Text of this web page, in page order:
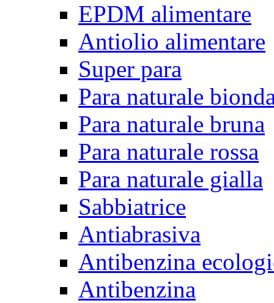
EPDM alimentare
Antiolio alimentare
Super para
Para naturale
Para naturale bruna
Para naturale rossa
Para naturale gialla
Sabbiatrice
Antiabrasiva
Antibenzina
Antibenzina